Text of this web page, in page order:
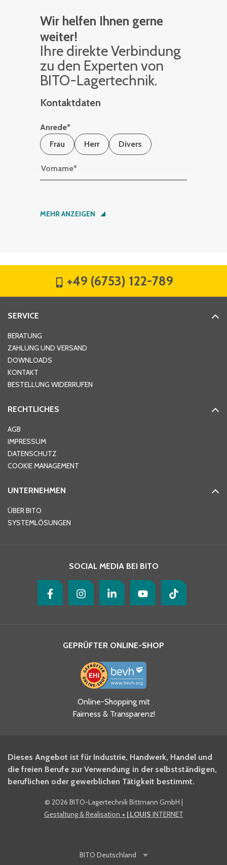
Wir helfen Ihnen gerne
weiter!
Ihre di­rek­te Ver­bin­dung
zu den Ex­per­ten von
BITO-La­ger­tech­nik.
Kontaktdaten
Anrede*
Frau
Herr Divers
Vorname*
Nachname*
Hausnummer
Ort*
Telefon
Ja, ich habe die
Datenschutzhinweise gelesen
und akzeptiere diese.
BITO Newsletter Fachwissen
Intralogistiker anmelden.
Ja, ich möchte mich für den
BITO Shop-Newsletter
MEHR ANZEIGEN
+49 (6753) 122-789
SERVICE
BERATUNG
ZAHLUNG UND VERSAND
DOWNLOADS
KONTAKT
BESTELLUNG WIDERRUFEN
RECHTLICHES
AGB
IMPRESSUM
DATENSCHUTZ
COOKIE MANAGEMENT
UNTERNEHMEN
ÜBER BITO
SYSTEMLÖSUNGEN
SOCIAL MEDIA BEI BITO
GEPRÜFTER ONLINE-SHOP
Online-Shopping mit
Fairness & Transparenz!
Dieses Angebot ist für Industrie, Handwerk, Handel und
die freien Berufe zur Verwendung in der selbstständigen,
beruflichen oder gewerblichen Tätigkeit bestimmt.
© 2026 BITO-Lagertechnik Bittmann GmbH |
Gestaltung & Realisation + | LOUIS INTERNET
BITO Deutschland